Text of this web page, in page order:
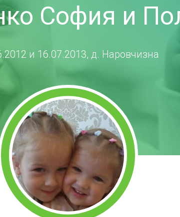
София и
и 16.07.2013, д. Наровчизна